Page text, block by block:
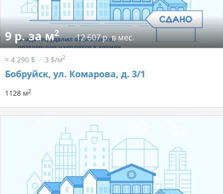
9 р. за м2 12 607 р. в мес.
≈ 4 290 $ 3 $/м2
Бобруйск, ул. Комарова, д. 3/1
1128 м2